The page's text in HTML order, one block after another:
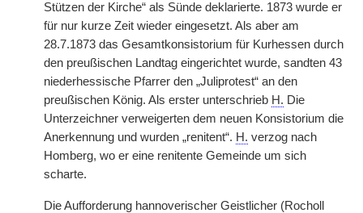
Stützen der Kirche“ als Sünde deklarierte. 1873 wurde er
für nur kurze Zeit wieder eingesetzt. Als aber am
28.7.1873 das Gesamtkonsistorium für Kurhessen durch
den preußischen Landtag eingerichtet wurde, sandten 43
niederhessische Pfarrer den „Juliprotest“ an den
preußischen König. Als erster unterschrieb H. Die
Unterzeichner verweigerten dem neuen Konsistorium die
Anerkennung und wurden „renitent“. H. verzog nach
Homberg, wo er eine renitente Gemeinde um sich
scharte.
Die Aufforderung hannoverischer Geistlicher (Rocholl